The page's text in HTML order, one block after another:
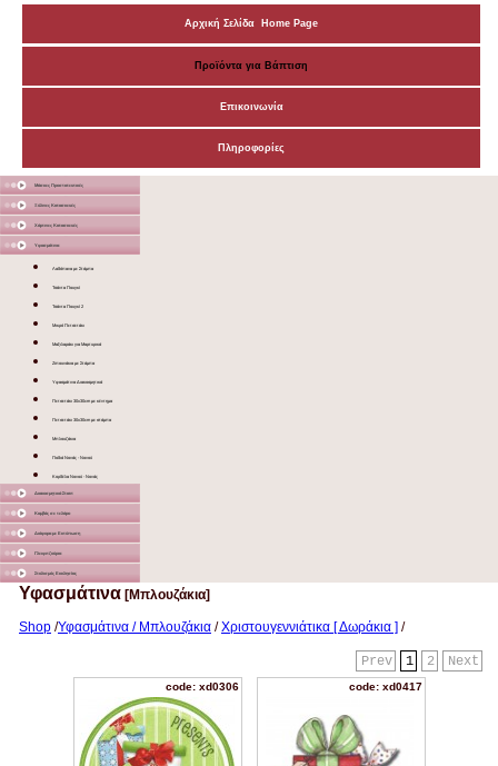
Αρχική Σελίδα Home Page
Προϊόντα για Βάπτιση
Επικοινωνία
Πληροφορίες
Μάσκες Προστατευτικές
Ξύλινες Κατασκευές
Χάρτινες Κατασκευές
Υφασμάτινα
Λαδόπανα με Στάμπα
Τσάντα Πουγκί
Τσάντα Πουγκί 2
Μικρό Πετσετάκι
Μαξιλαράκι για Μαρτυρικά
Ζιπουνάκια με Στάμπα
Υφασμάτινα Διακοσμητικά
Πετσετάκι 30x30cm με κέντημα
Πετσετάκι 30x30cm με στάμπα
Μπλουζάκια
Ποδιά Νονάς - Νονού
Κορδέλα Νονού - Νονάς
Διακοσμητικά Σταντ
Καμβάς σε τελάρο
Διάφορα με Εκτύπωση
Γλειφιτζούρια
Στολισμός Εκκλησίας
Υφασμάτινα [Μπλουζάκια]
Shop /Υφασμάτινα / Μπλουζάκια /Χριστουγεννιάτικα [ Δωράκια ] /
Next
2
1
Prev
code: xd0306 code: xd0417